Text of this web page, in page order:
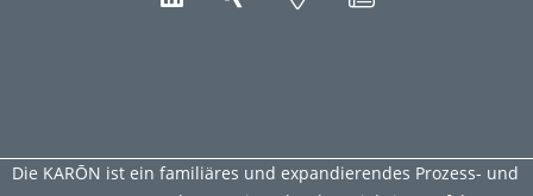
Die KARŌN ist ein familiäres und expandierendes Prozess- und